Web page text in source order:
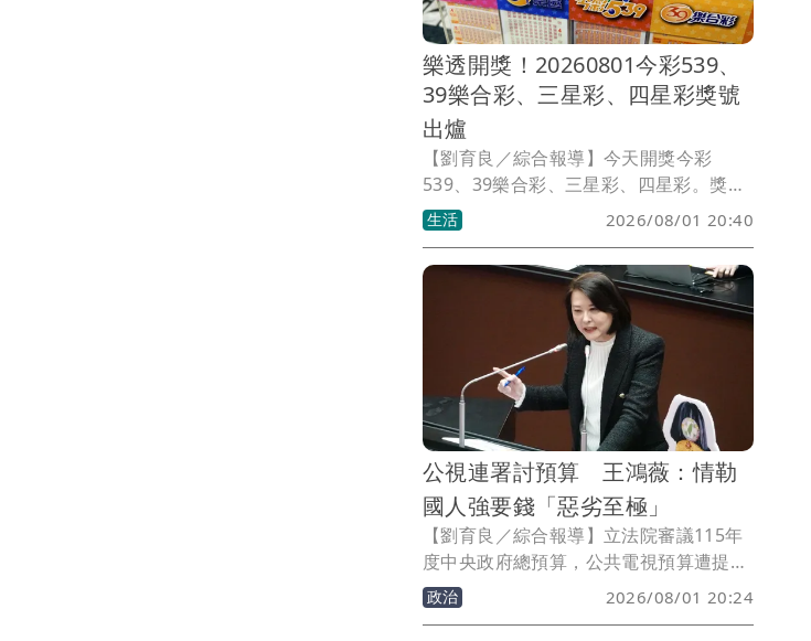
樂透開獎！20260801今彩539、
39樂合彩、三星彩、四星彩獎號
出爐
【劉育良／綜合報導】今天開獎今彩
539、39樂合彩、三星彩、四星彩。獎號
如有誤植，請以開獎單位公告為準。
生活 2026/08/01 20:40
公視連署討預算 王鴻薇：情勒
國人強要錢「惡劣至極」
【劉育良／綜合報導】立法院審議115年
度中央政府總預算，公共電視預算遭提案
凍刪逾10億元，公視、小公視及公視台語
台等發起「公視是全體國民的公視，籲請
政治 2026/08/01 20:24